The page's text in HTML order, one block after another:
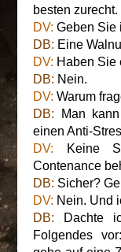
besten zurecht.
DV: Geben Sie
DB: Eine
DV: Haben Sie
DB: Nein.
DV: Warum
DB: Man
einen Anti-
DV: Keine
Contenance
DB: Sicher?
DV: Nein. Und
DB: Dachte
Folgendes